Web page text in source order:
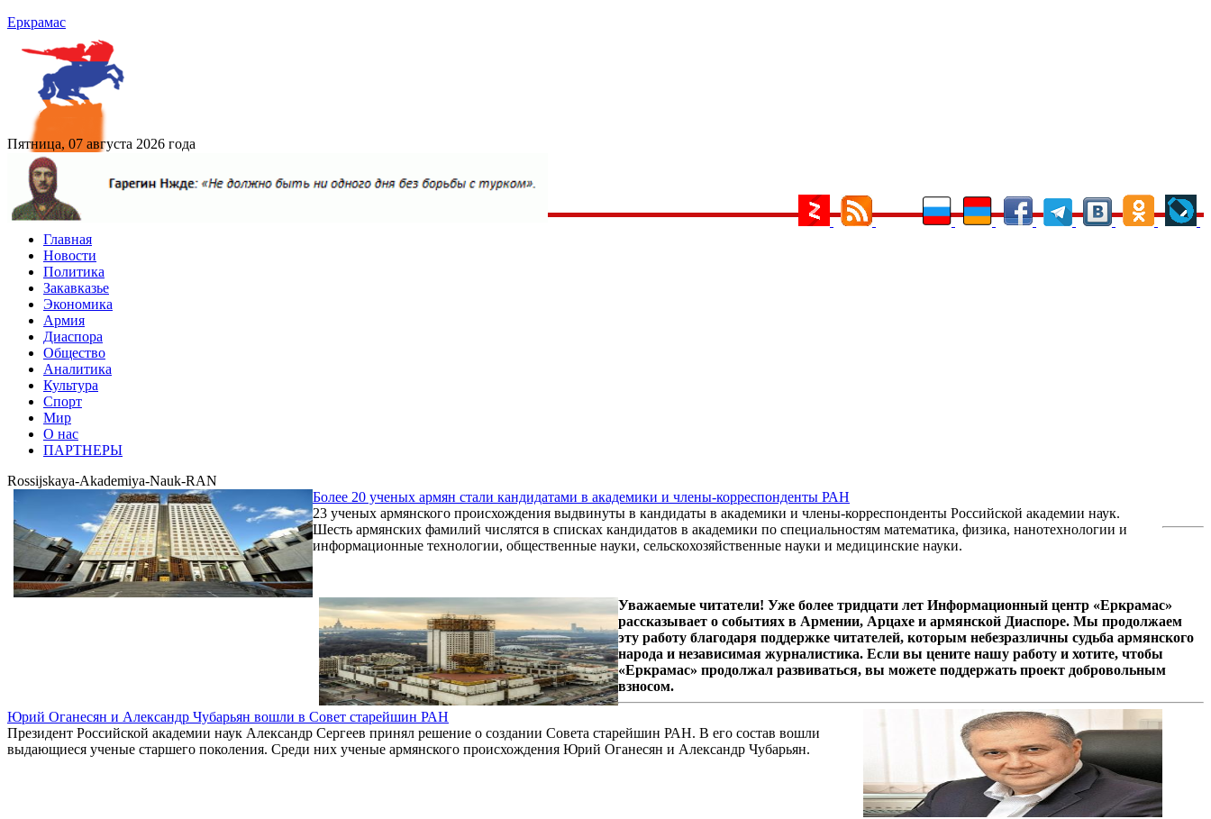
Еркрамас
Пятница, 07 августа 2026 года
Главная
Новости
Политика
Закавказье
Экономика
Армия
Диаспора
Общество
Аналитика
Культура
Спорт
Мир
О нас
ПАРТНЕРЫ
Rossijskaya-Akademiya-Nauk-RAN
Более 20 ученых армян стали кандидатами в академики и члены-корреспонденты РАН
23 ученых армянского происхождения выдвинуты в кандидаты в академики и члены-корреспонденты Российской академии наук.
Шесть армянских фамилий числятся в списках кандидатов в академики по специальностям математика, физика, нанотехнологии и
информационные технологии, общественные науки, сельскохозяйственные науки и медицинские науки.
Юрий Оганесян и Александр Чубарьян вошли в Совет старейшин РАН
Президент Российской академии наук Александр Сергеев принял решение о создании Совета старейшин РАН. В его состав вошли
выдающиеся ученые старшего поколения. Среди них ученые армянского происхождения Юрий Оганесян и Александр Чубарьян.
Уважаемые читатели! Уже более тридцати лет Информационный центр «Еркрамас»
рассказывает о событиях в Армении, Арцахе и армянской Диаспоре. Мы продолжаем
эту работу благодаря поддержке читателей, которым небезразличны судьба армянского
народа и независимая журналистика. Если вы цените нашу работу и хотите, чтобы
«Еркрамас» продолжал развиваться, вы можете поддержать проект добровольным
взносом.